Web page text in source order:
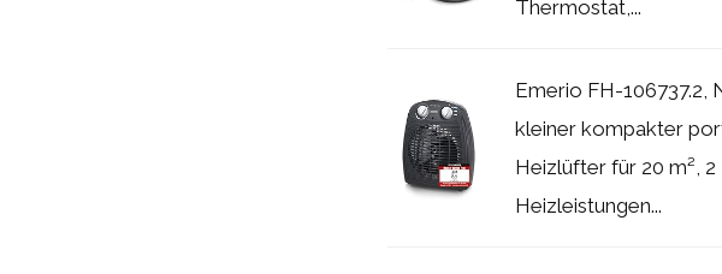
Thermostat,...
Emerio FH-106737.2,
kleiner kompakter
Heizlüfter für 20 m², 2
Heizleistungen...